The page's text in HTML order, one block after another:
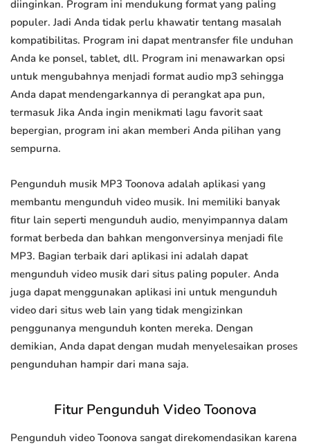
diinginkan. Program ini mendukung format yang paling
populer. Jadi Anda tidak perlu khawatir tentang masalah
kompatibilitas. Program ini dapat mentransfer file unduhan
Anda ke ponsel, tablet, dll. Program ini menawarkan opsi
untuk mengubahnya menjadi format audio mp3 sehingga
Anda dapat mendengarkannya di perangkat apa pun,
termasuk Jika Anda ingin menikmati lagu favorit saat
bepergian, program ini akan memberi Anda pilihan yang
sempurna.
Pengunduh musik MP3 Toonova adalah aplikasi yang
membantu mengunduh video musik. Ini memiliki banyak
fitur lain seperti mengunduh audio, menyimpannya dalam
format berbeda dan bahkan mengonversinya menjadi file
MP3. Bagian terbaik dari aplikasi ini adalah dapat
mengunduh video musik dari situs paling populer. Anda
juga dapat menggunakan aplikasi ini untuk mengunduh
video dari situs web lain yang tidak mengizinkan
penggunanya mengunduh konten mereka. Dengan
demikian, Anda dapat dengan mudah menyelesaikan proses
pengunduhan hampir dari mana saja.
Fitur Pengunduh Video Toonova
Pengunduh video Toonova sangat direkomendasikan karena